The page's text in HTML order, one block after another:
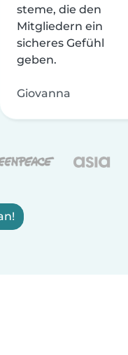
steme, die den
Mitgliedern ein
sicheres Gefühl
geben.
Giovanna